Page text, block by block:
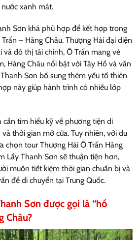
xanh mát.
Sơn khá phù hợp để kết hợp trong
– Hàng Châu. Thượng Hải đại diện
và đô thị tài chính, Ô Trấn mang vẻ
Hàng Châu nổi bật với Tây Hồ và văn
Sơn bổ sung thêm yếu tố thiên
này giúp hành trình có nhiều lớp
cần tìm hiểu kỹ về phương tiện di
thời gian mở cửa. Tuy nhiên, với du
chọn tour Thượng Hải Ô Trấn Hàng
Lầy Thanh Sơn sẽ thuận tiện hơn,
muốn tiết kiệm thời gian chuẩn bị và
đề di chuyển tại Trung Quốc.
Sơn được gọi là “hồ
Châu?